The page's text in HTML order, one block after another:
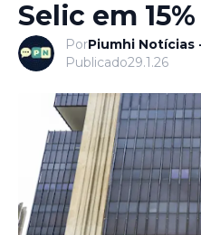
Selic em 15%
PorPiumhi Notícias
Publicado29.1.26